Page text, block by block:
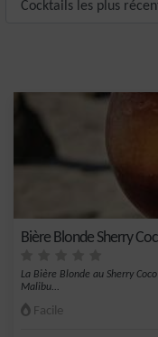
Bière Blonde Sherry
La Bière Blonde au Sherry
Malibu...
Facile